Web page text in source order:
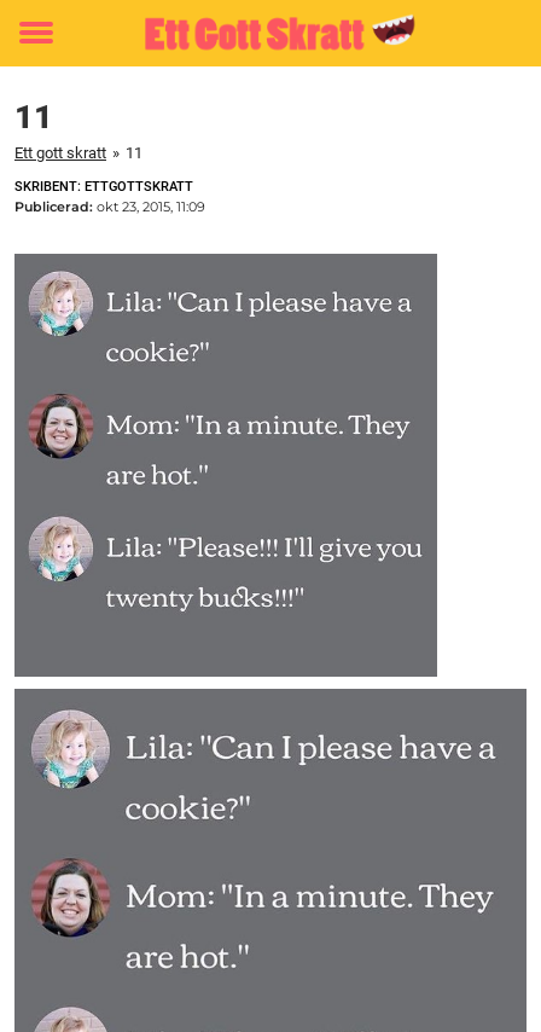
Toggle
11
Ett gott skratt » 11
SKRIBENT: ETTGOTTSKRATT
Publicerad: okt 23, 2015, 11:09